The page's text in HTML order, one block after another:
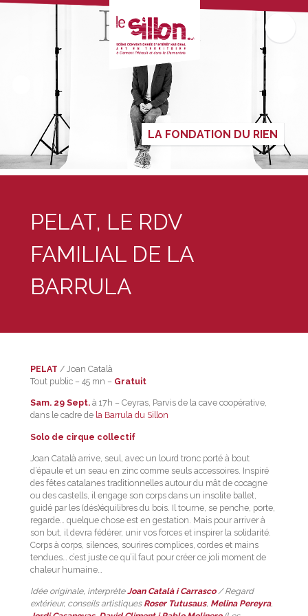
LA FONDATION DU RIEN
PELAT, LE RDV
FAMILIAL DE LA
BARRULA
PELAT / Joan Català
Tout public – 45 mn – Gratuit
Sam. 29 Sept. à 17h – Ceyras, Parvis de la cave coopérative,
dans le cadre de la Barrula du Sillon
Solo de cirque collectif
Joan Català arrive, seul, avec un lourd tronc porté à bout
d’épaule et un seau en zinc comme seuls accessoires. Inspiré
des fêtes catalanes traditionnelles autour du mât de cocagne
ou des castells, il engage son corps dans un insolite ballet,
guidé par les (dés)équilibres du bois. Il tourne, se penche, porte,
regarde… quelque chose est en gestation. Mais pour arriver à
son but, il devra fédérer, unir vos forces et inspirer la solidarité.
Corps à corps, silences, sourires complices, cordes et mains
tendues… c’est juste ce qu’il faut pour créer ce joli moment de
chaleur humaine…
Idée originale, interprèteJoan Català i Carrasco/ Regard
extérieur, conseils artistiques Roser Tutusaus, Melina Pereyra,